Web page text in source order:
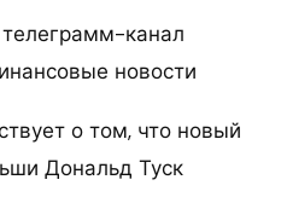
канал
новости
о том, что новый
Дональд Туск